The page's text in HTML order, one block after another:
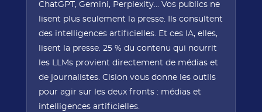
ChatGPT, Gemini, Perplexity... Vos publics ne
lisent plus seulement la presse. Ils consultent
des intelligences artificielles. Et ces IA, elles,
lisent la presse. 25 % du contenu qui nourrit
les LLMs provient directement de médias et
de journalistes. Cision vous donne les outils
pour agir sur les deux fronts : médias et
intelligences artificielles.